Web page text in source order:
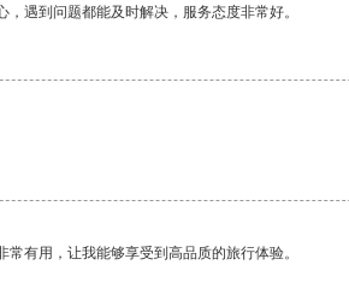
遇到问题都能及时解决，服务态度非常好。
有用，让我能够享受到高品质的旅行体验。